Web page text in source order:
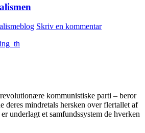
Skriv en kommentar
kommunistiske parti – beror
deres mindretals hersken over flertallet af
underlagt et samfundssystem de hverken